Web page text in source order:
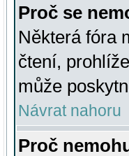
Proč se
Některá fóra
čtení,
může
Návrat nahoru
Proč